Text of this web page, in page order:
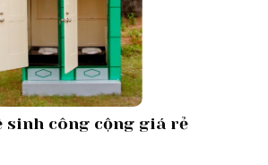
sinh công cộng giá rẻ